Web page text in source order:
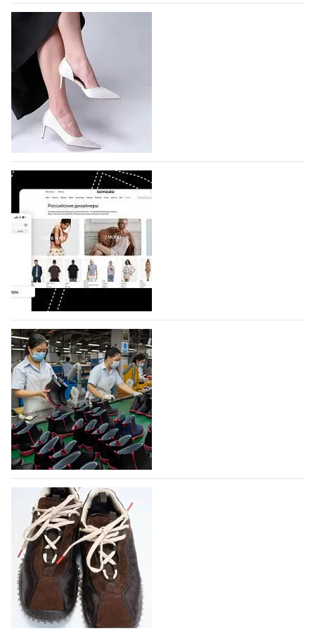
На участие в Московской неделе моды
подано 1047 заявок
На участие в седьмой Московской неделе моды,
которая пройдет в российской столице с 26 сентября
по 1 октября, уже подано 1047 заявок. Примерно
половину из них (494) прислали дизайнеры,
коллекции которых не были представлены в…
07.08.2026 652
BALLINA представит свои новинки на Euro
Shoes
Компания BALLINA Guangzhou Lihuang Footwear
Co., Ltd., основанная в 2011 году и расположенная в
Гуанчжоу, столице моды Китая, является
профессиональной обувной компанией,
объединяющей разработку, производство и…
07.08.2026 512
На платформе Lamoda - новый раздел и
условия продвижения локальных
дизайнерских марок
Российский маркетплейс Lamoda решил обновить
раздел для продажи продукции локальных
дизайнерских марок одежды, обуви и аксессуаров.
Бренды также получат маркетинговую…
06.08.2026 689
Объем мирового производства обуви в
2025 году практически не увеличился
В 2025 году мировое производство обуви
практически не изменилось, зафиксировав
незначительный рост на 0,1% до 24,6 млрд пар, -
данные опубликованы в аналитическом вестнике
«Всемирный ежегодник обуви 2026», Португальской